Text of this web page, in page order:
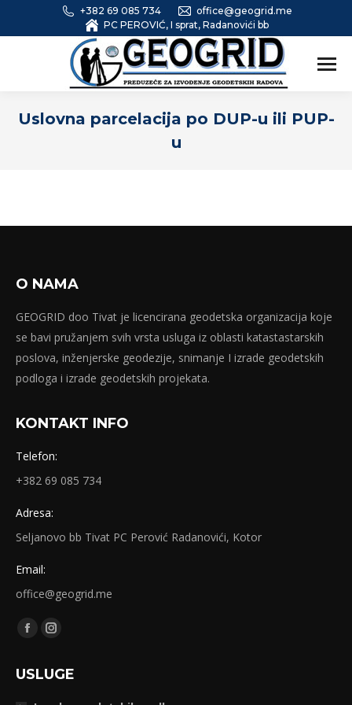
+382 69 085 734
office@geogrid.me
PC PEROVIĆ, I sprat, Radanovići bb
Uslovna parcelacija po DUP-u ili PUP-
u
O NAMA
GEOGRID doo Tivat je licencirana geodetska organizacija koje
se bavi pružanjem svih vrsta usluga iz oblasti katastastarskih
poslova, inženjerske geodezije, snimanje I izrade geodetskih
podloga i izrade geodetskih projekata.
KONTAKT INFO
Telefon:
+382 69 085 734
Adresa:
Seljanovo bb Tivat PC Perović Radanovići, Kotor
Email:
office@geogrid.me
Find us on:
Facebook
opens
Instagram
opens
USLUGE